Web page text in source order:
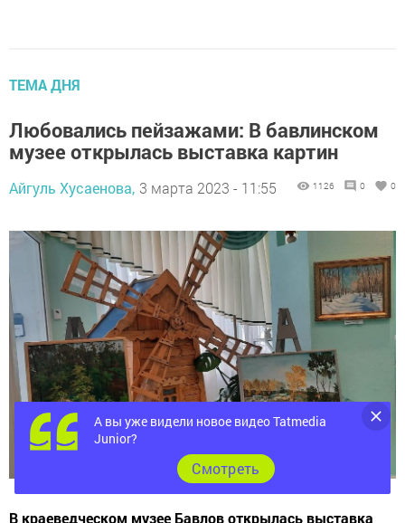
ТЕМА ДНЯ
Любовались пейзажами: В бавлинском
музее открылась выставка картин
Айгуль Хусаенова, 3 марта 2023 - 11:55 1126 0 0
В краеведческом музее Бавлов открылась выставка
А вы уже видели новое видео Tatmedia
Junior?
Cмотреть